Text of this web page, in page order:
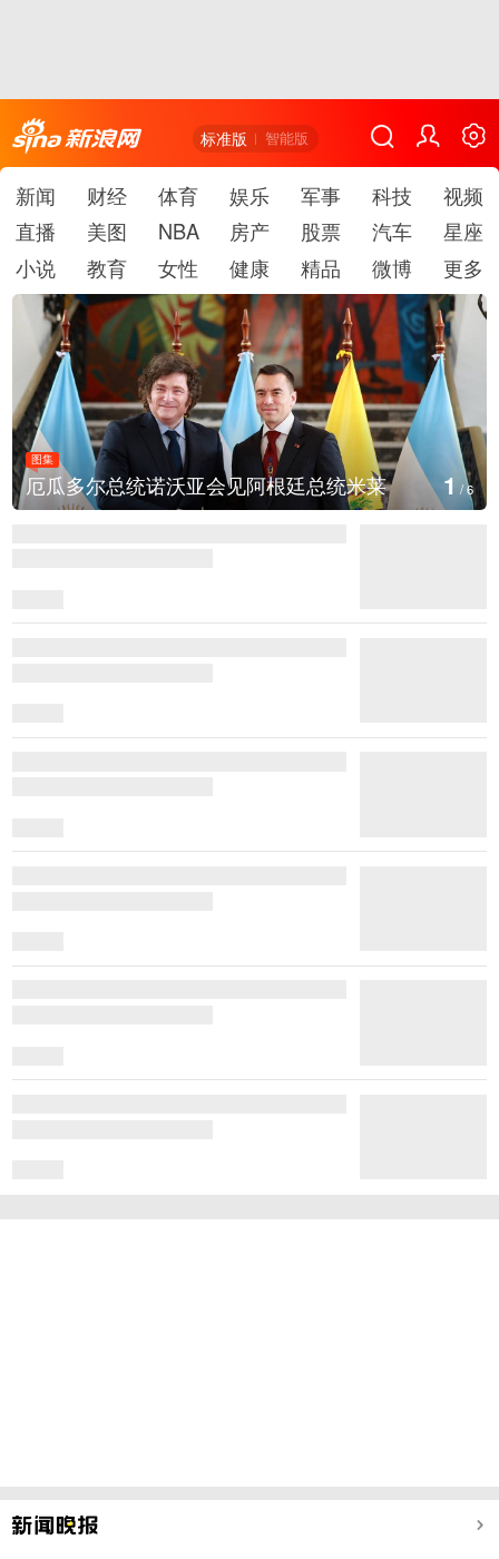
标准版 智能版
新闻 财经 体育 娱乐 军事 科技
视频
直播
美图 NBA 房产 股票 汽车
星座
小说
教育 女性 健康 精品 微博 更多
图集
美国斯波坎：野火烧毁700多所房屋 2/6